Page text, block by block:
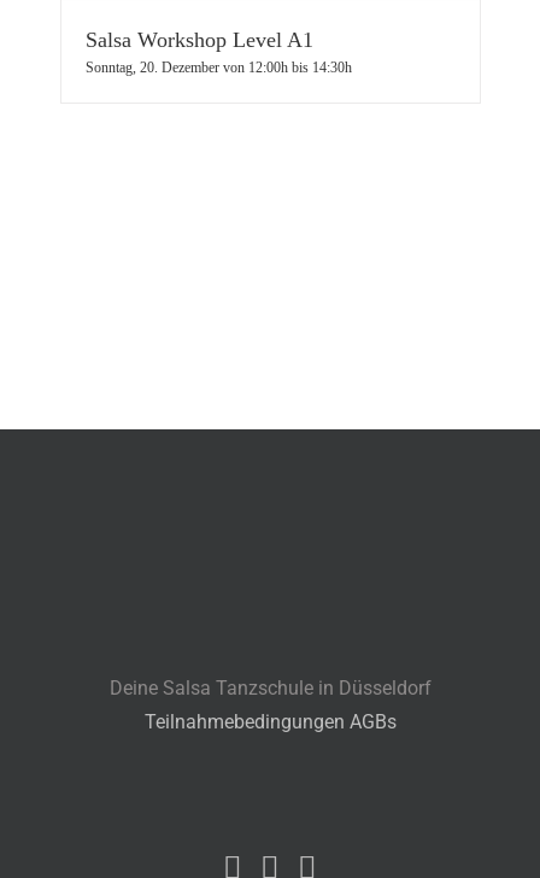
Salsa Workshop Level A1
Sonntag, 20. Dezember von 12:00hbis 14:30h
Deine Salsa Tanzschule in Düsseldorf
Teilnahmebedingungen AGBs